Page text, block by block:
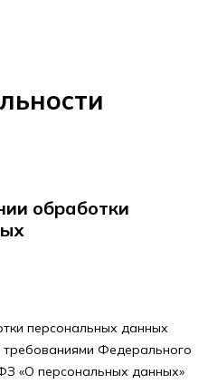
обработки
персональных данных
требованиями Федерального
«О персональных данных»